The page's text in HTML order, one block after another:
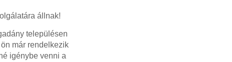
állnak!
településen
már rendelkezik
igénybe venni a